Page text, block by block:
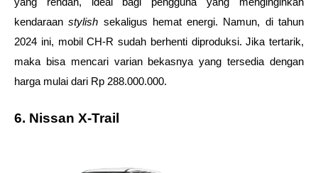
kendaraan stylish sekaligus hemat energi. Namun, di tahun
2024 ini, mobil CH-R sudah berhenti diproduksi. Jika tertarik,
maka bisa mencari varian bekasnya yang tersedia dengan
harga mulai dari Rp 288.000.000.
6. Nissan X-Trail